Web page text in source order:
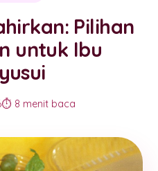
Pilihan
untuk Ibu
⏱️ 8 menit baca